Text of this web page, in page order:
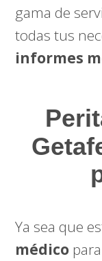
gama de
todas tus
informes
Ya sea que
médico